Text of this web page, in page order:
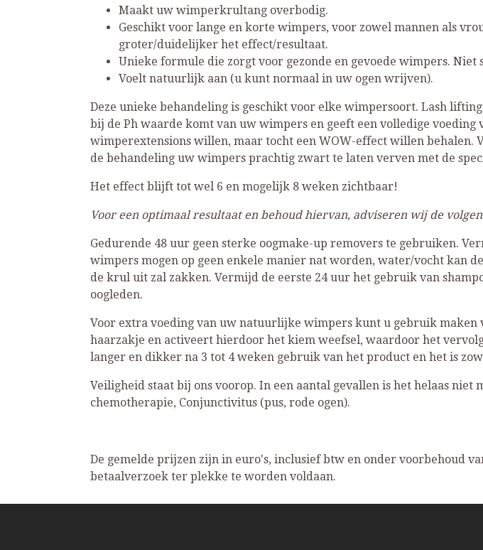
Maakt uw wimperkrultang overbodig.
Geschikt voor lange en korte wimpers, voor zowel mannen als
groter/duidelijker het effect/resultaat.
Unieke formule die zorgt voor gezonde en gevoede wimpers.
Voelt natuurlijk aan (u kunt normaal in uw ogen wrijven).
Deze unieke behandeling is geschikt voor elke wimpersoort. Lash
bij de Ph waarde komt van uw wimpers en geeft een volledige
wimperextensions willen, maar tocht een WOW-effect willen behalen.
de behandeling uw wimpers prachtig zwart te laten verven met de
Het effect blijft tot wel 6 en mogelijk 8 weken zichtbaar!
Voor een optimaal resultaat en behoud hiervan, adviseren wij de
Gedurende 48 uur geen sterke oogmake-up removers te gebruiken.
wimpers mogen op geen enkele manier nat worden, water/vocht kan
de krul uit zal zakken. Vermijd de eerste 24 uur het gebruik van
oogleden.
Voor extra voeding van uw natuurlijke wimpers kunt u gebruik maken
haarzakje en activeert hierdoor het kiem weefsel, waardoor het
langer en dikker na 3 tot 4 weken gebruik van het product en het is
Veiligheid staat bij ons voorop. In een aantal gevallen is het helaas
chemotherapie, Conjunctivitus (pus, rode ogen).
De gemelde prijzen zijn in euro's, inclusief btw en onder voorbehoud
betaalverzoek ter plekke te worden voldaan.